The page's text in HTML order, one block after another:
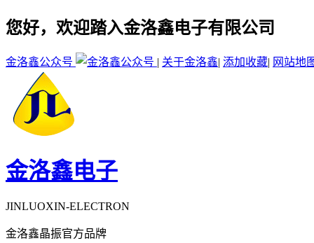
您好，欢迎踏入金洛鑫电子有限公司
金洛鑫公众号 | 关于金洛鑫| 添加收藏| 网站地
金洛鑫电子
JINLUOXIN-ELECTRON
金洛鑫晶振官方品牌